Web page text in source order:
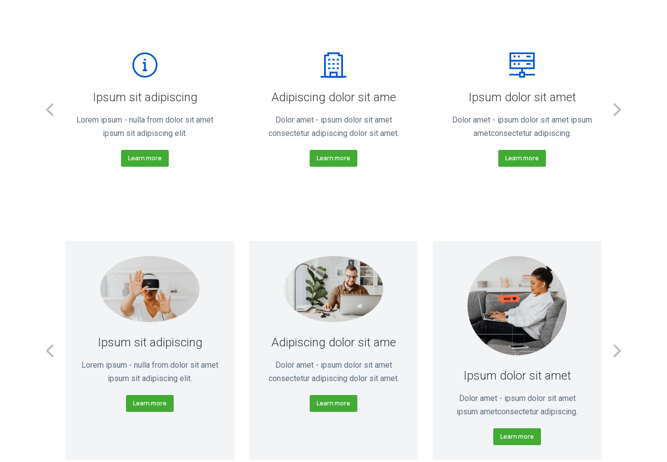
Ipsum sit adipiscing
Lorem ipsum - nulla from dolor sit amet
ipsum sit adipiscing elit.
Learn more
Adipiscing dolor sit ame
Dolor amet - ipsum dolor sit amet
consectetur adipiscing dolor sit amet.
Learn more
Ipsum dolor sit amet
Dolor amet - ipsum dolor sit amet ipsum
ametconsectetur adipiscing.
Learn more
Ipsum sit adipiscing
Lorem ipsum - nulla from dolor sit amet
ipsum sit adipiscing elit.
Learn more
Adipiscing dolor sit ame
Dolor amet - ipsum dolor sit amet
consectetur adipiscing dolor sit amet.
Learn more
Ipsum dolor sit amet
Dolor amet - ipsum dolor sit amet
ipsum ametconsectetur adipiscing.
Learn more